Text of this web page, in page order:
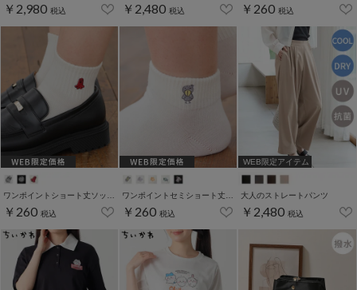
￥2,980 税込 ￥2,480 税込 ￥260 税込
￥260 税込 ￥260 税込
WEB限定アイテム
大人のストレートパンツ
￥2,480 税込